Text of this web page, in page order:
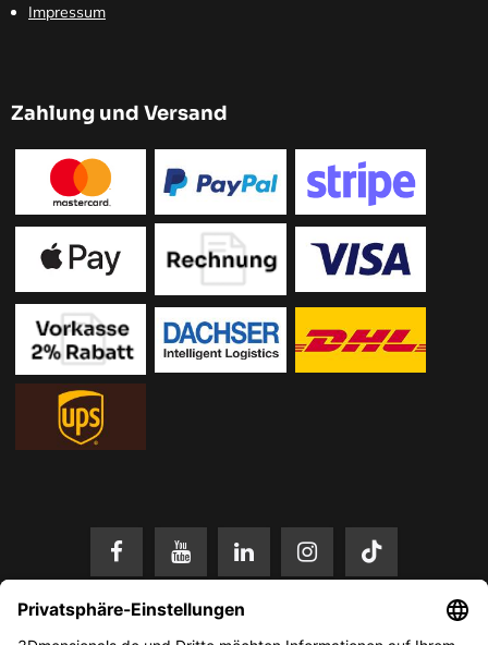
Impressum
Zahlung und Versand
* Alle Preise in EUR inkl. gesetzl. Mehrwertsteuer zzgl. Versandkosten.
Änderungen und Irrtümer vorbehalten. Nur solange der Vorrat reicht.